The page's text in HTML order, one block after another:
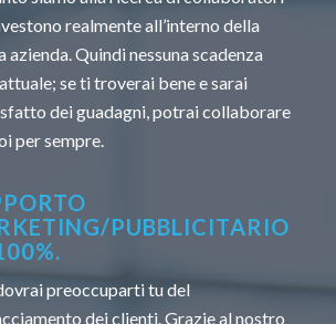
realmente all’interno della
azienda. Quindi nessuna scadenza
se ti troverai bene e sarai
dei guadagni, potrai collaborare
per sempre.
PUBBLICITARIO
preoccuparti tu del
dei clienti. Grazie al nostro